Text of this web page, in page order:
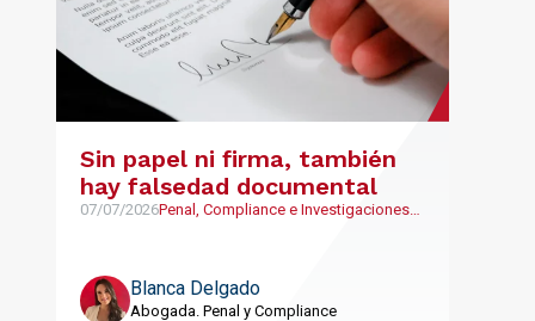
Sin papel ni firma, también
hay falsedad documental
07/07/2026Penal, Compliance e Investigaciones
Blanca Delgado
Abogada. Penal y Compliance